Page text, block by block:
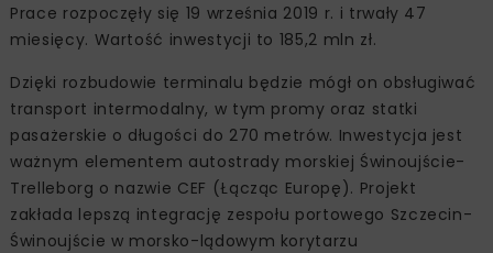
Prace rozpoczęły się 19 września 2019 r. i trwały 47
miesięcy. Wartość inwestycji to 185,2 mln zł.
Dzięki rozbudowie terminalu będzie mógł on obsługiwać
transport intermodalny, w tym promy oraz statki
pasażerskie o długości do 270 metrów. Inwestycja jest
ważnym elementem autostrady morskiej Świnoujście-
Trelleborg o nazwie CEF (Łącząc Europę). Projekt
zakłada lepszą integrację zespołu portowego Szczecin-
Świnoujście w morsko-lądowym korytarzu